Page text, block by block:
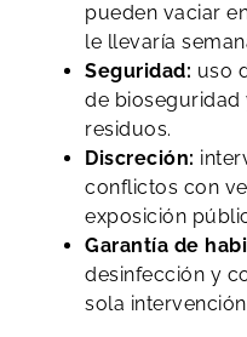
pueden vaciar
le llevaría
Seguridad: uso
de bioseguridad
residuos.
Discreción:
conflictos con
exposición
Garantía de
desinfección y
sola